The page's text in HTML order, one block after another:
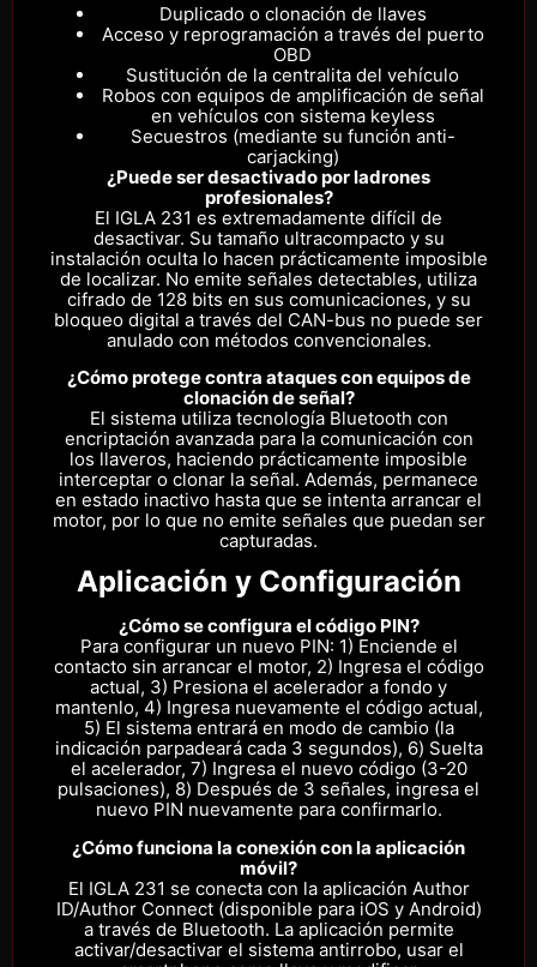
Duplicado o clonación de llaves
Acceso y reprogramación a través del puerto
OBD
Sustitución de la centralita del vehículo
Robos con equipos de amplificación de señal
en vehículos con sistema keyless
Secuestros (mediante su función anti-
carjacking)
¿Puede ser desactivado por ladrones
profesionales?
El IGLA 231 es extremadamente difícil de
desactivar. Su tamaño ultracompacto y su
instalación oculta lo hacen prácticamente imposible
de localizar. No emite señales detectables, utiliza
cifrado de 128 bits en sus comunicaciones, y su
bloqueo digital a través del CAN-bus no puede ser
anulado con métodos convencionales.
¿Cómo protege contra ataques con equipos de
clonación de señal?
El sistema utiliza tecnología Bluetooth con
encriptación avanzada para la comunicación con
los llaveros, haciendo prácticamente imposible
interceptar o clonar la señal. Además, permanece
en estado inactivo hasta que se intenta arrancar el
motor, por lo que no emite señales que puedan ser
capturadas.
Aplicación y Configuración
¿Cómo se configura el código PIN?
Para configurar un nuevo PIN: 1) Enciende el
contacto sin arrancar el motor, 2) Ingresa el código
actual, 3) Presiona el acelerador a fondo y
mantenlo, 4) Ingresa nuevamente el código actual,
5) El sistema entrará en modo de cambio (la
indicación parpadeará cada 3 segundos), 6) Suelta
el acelerador, 7) Ingresa el nuevo código (3-20
pulsaciones), 8) Después de 3 señales, ingresa el
nuevo PIN nuevamente para confirmarlo.
¿Cómo funciona la conexión con la aplicación
móvil?
El IGLA 231 se conecta con la aplicación Author
ID/Author Connect (disponible para iOS y Android)
a través de Bluetooth. La aplicación permite
activar/desactivar el sistema antirrobo, usar el